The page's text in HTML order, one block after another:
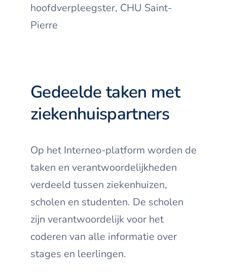
hoofdverpleegster, CHU Saint-
Pierre
Gedeelde taken met
ziekenhuispartners
Op het Interneo-platform worden de
taken en verantwoordelijkheden
verdeeld tussen ziekenhuizen,
scholen en studenten. De scholen
zijn verantwoordelijk voor het
coderen van alle informatie over
stages en leerlingen.